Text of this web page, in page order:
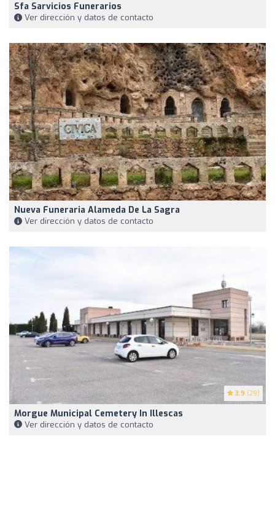
Sfa Sarvicios Funerarios
Ver dirección y datos de contacto
Nueva Funeraria Alameda De La Sagra
Ver dirección y datos de contacto
3.9 (29)
Morgue Municipal Cemetery In Illescas
Ver dirección y datos de contacto